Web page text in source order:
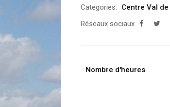
Categories: Centre Val
Réseaux sociaux
Nombre d'heures